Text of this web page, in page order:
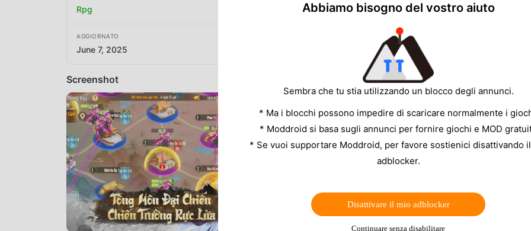
Rpg VNG GROUP JSC
AGGIORNATO
June 7, 2025
Screenshot
Abbiamo bisogno del vostro aiuto
Sembra che tu stia utilizzando un blocco degli annunci.
* Ma i blocchi possono impedire di scaricare normalmente i
* Moddroid si basa sugli annunci per fornire giochi e MOD
* Se vuoi supportare Moddroid, per favore sostienici disattivando
adblocker.
Disattivare il mio adblocker
Continuare senza disabilitare